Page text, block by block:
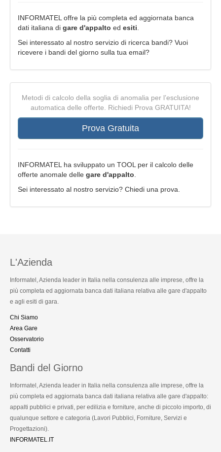
INFORMATEL offre la più completa ed aggiornata banca
dati italiana di gare d'appalto ed esiti
Sei interessato al nostro servizio di ricerca bandi? Vuoi
ricevere i bandi del giorno sulla tua email?
Metodi di calcolo della soglia di anomalia per l’esclusione
automatica delle offerte. Richiedi Prova GRATUITA!
Prova Gratuita
INFORMATEL ha sviluppato un TOOL per il calcolo delle
offerte anomale delle gare d'appalto
Sei interessato al nostro servizio? Chiedi una prova.
L'Azienda
Informatel, Azienda leader in Italia nella consulenza alle imprese, offre la
più completa ed aggiornata banca dati italiana relativa alle gare d'appalto
e agli esiti di gara.
Chi Siamo
Area Gare
Osservatorio
Contatti
Bandi del Giorno
Informatel, Azienda leader in Italia nella consulenza alle imprese, offre la
più completa ed aggiornata banca dati italiana relativa alle gare d'appalto:
appalti pubblici e privati, per edilizia e forniture, anche di piccolo importo, di
qualunque settore e categoria (Lavori Pubblici, Forniture, Servizi e
Progettazioni).
INFORMATEL.IT